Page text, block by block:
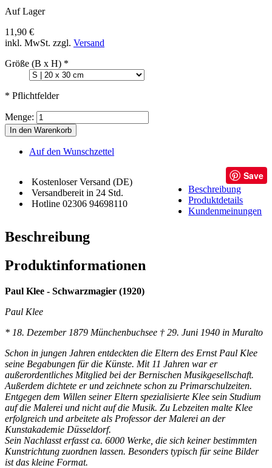
Auf Lager
11,90 €
inkl. MwSt. zzgl. Versand
Größe (B x H) *
* Pflichtfelder
Menge:
In den Warenkorb
Auf den Wunschzettel
Kostenloser Versand (DE)
Versandbereit in 24 Std.
Hotline 02306 94698110
Save
Beschreibung
Produktdetails
Kundenmeinungen
Beschreibung
Produktinformationen
Paul Klee - Schwarzmagier (1920)
Paul Klee
* 18. Dezember 1879 Münchenbuchsee † 29. Juni 1940 in Muralto
Schon in jungen Jahren entdeckten die Eltern des Ernst Paul Klee
seine Begabungen für die Künste. Mit 11 Jahren war er
außerordentliches Mitglied bei der Bernischen Musikgesellschaft.
Außerdem dichtete er und zeichnete schon zu Primarschulzeiten.
Entgegen dem Willen seiner Eltern spezialisierte Klee sein Studium
auf die Malerei und nicht auf die Musik. Zu Lebzeiten malte Klee
erfolgreich und arbeitete als Professor der Malerei an der
Kunstakademie Düsseldorf.
Sein Nachlasst erfasst ca. 6000 Werke, die sich keiner bestimmten
Kunstrichtung zuordnen lassen. Besonders typisch für seine Bilder
ist das kleine Format.